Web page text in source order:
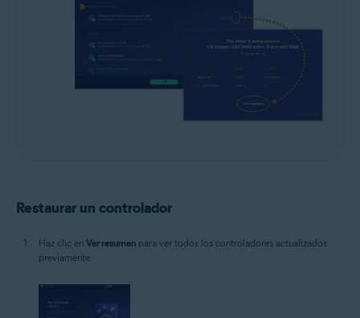
Restaurar un controlador
Haz clic en Ver resumen para ver todos los controladores actualizados
previamente.